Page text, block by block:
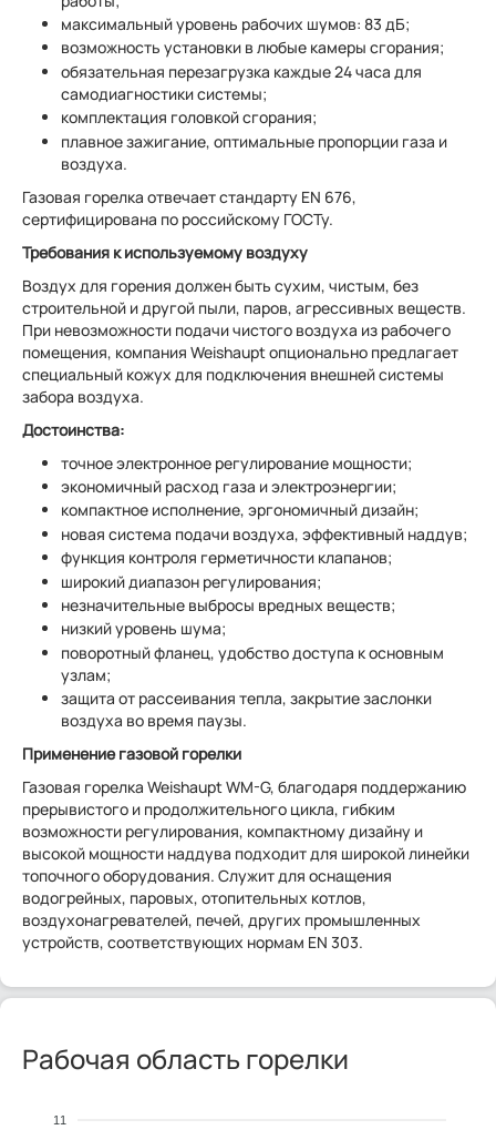
максимальный уровень рабочих шумов: 83 дБ;
возможность установки в любые камеры сгорания;
обязательная перезагрузка каждые 24 часа для
самодиагностики системы;
комплектация головкой сгорания;
плавное зажигание, оптимальные пропорции газа и
воздуха.
Газовая горелка отвечает стандарту EN 676,
сертифицирована по российскому ГОСТу.
Требования к используемому воздуху
Воздух для горения должен быть сухим, чистым, без
строительной и другой пыли, паров, агрессивных веществ.
При невозможности подачи чистого воздуха из рабочего
помещения, компания Weishaupt опционально предлагает
специальный кожух для подключения внешней системы
забора воздуха.
Достоинства:
точное электронное регулирование мощности;
экономичный расход газа и электроэнергии;
компактное исполнение, эргономичный дизайн;
новая система подачи воздуха, эффективный наддув;
функция контроля герметичности клапанов;
широкий диапазон регулирования;
незначительные выбросы вредных веществ;
низкий уровень шума;
поворотный фланец, удобство доступа к основным
узлам;
защита от рассеивания тепла, закрытие заслонки
воздуха во время паузы.
Применение газовой горелки
Газовая горелка Weishaupt WM-G, благодаря поддержанию
прерывистого и продолжительного цикла, гибким
возможности регулирования, компактному дизайну и
высокой мощности наддува подходит для широкой линейки
топочного оборудования. Служит для оснащения
водогрейных, паровых, отопительных котлов,
воздухонагревателей, печей, других промышленных
устройств, соответствующих нормам EN 303.
Рабочая область горелки
11